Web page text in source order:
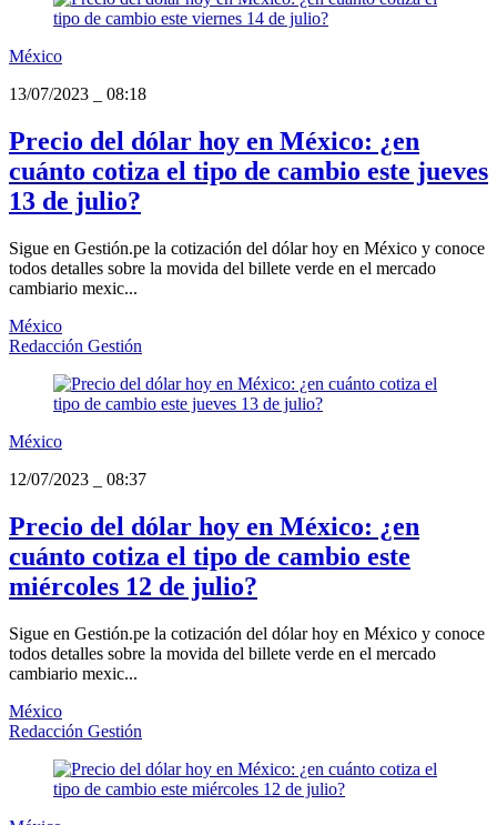
México
13/07/2023
08:18
Precio del dólar hoy en México: ¿en
cuánto cotiza el tipo de cambio este jueves
13 de julio?
Sigue en Gestión.pe la cotización del dólar hoy en México y conoce
todos detalles sobre la movida del billete verde en el mercado
cambiario mexic...
México
Redacción Gestión
México
12/07/2023
08:37
Precio del dólar hoy en México: ¿en
cuánto cotiza el tipo de cambio este
miércoles 12 de julio?
Sigue en Gestión.pe la cotización del dólar hoy en México y conoce
todos detalles sobre la movida del billete verde en el mercado
cambiario mexic...
México
Redacción Gestión